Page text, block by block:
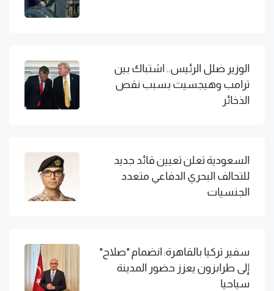
الوزير ضلل الرئيس.. اشتباك بين
ترامب وهيجسيث بسبب نقص
الذخائر
السعودية تعلن تعيين قائد جديد
للتحالف البحري الدفاعي متعدد
الجنسيات
سفير تركيا بالقاهرة: انضمام "صلاح"
إلى طرابزون يعزز حضور المدينة
سياحيا